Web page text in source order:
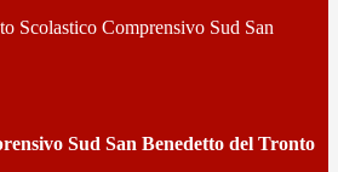
Scolastico Comprensivo Sud San
Sud San Benedetto del Tronto